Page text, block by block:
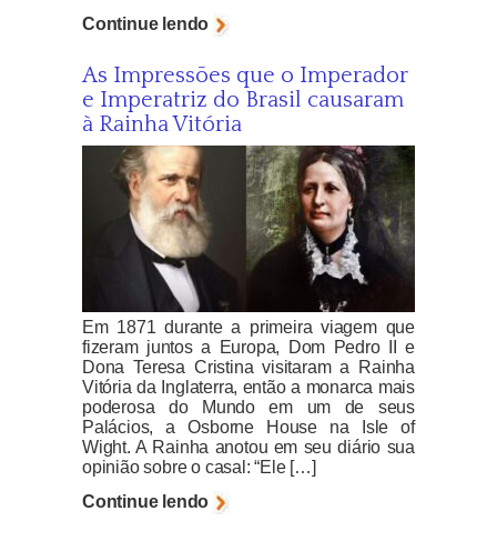
Continue lendo
As Impressões que o Imperador
e Imperatriz do Brasil causaram
à Rainha Vitória
Em 1871 durante a primeira viagem que
fizeram juntos a Europa, Dom Pedro II e
Dona Teresa Cristina visitaram a Rainha
Vitória da Inglaterra, então a monarca mais
poderosa do Mundo em um de seus
Palácios, a Osborne House na Isle of
Wight. A Rainha anotou em seu diário sua
opinião sobre o casal: “Ele […]
Continue lendo